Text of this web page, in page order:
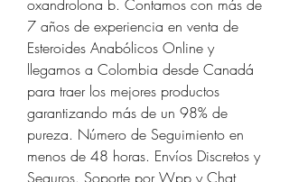
oxandrolona b. Contamos con más de
7 años de experiencia en venta de
Esteroides Anabólicos Online y
llegamos a Colombia desde Canadá
para traer los mejores productos
garantizando más de un 98% de
pureza. Número de Seguimiento en
menos de 48 horas. Envíos Discretos y
Seguros. Soporte por Wpp y Chat